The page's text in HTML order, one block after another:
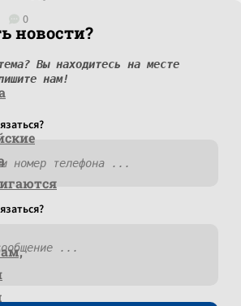
0
новости?
Вы находитесь на месте
нам!